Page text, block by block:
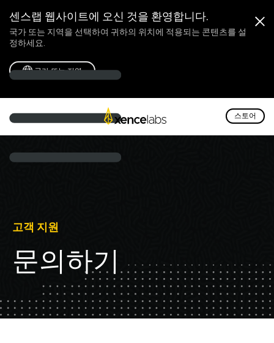
센스랩 웹사이트에 오신 것을 환영합니다.
국가 또는 지역을 선택하여 귀하의 위치에 적용되는 콘텐츠를 설
정하세요.
국가 또는 지역
스토어
고객 지원
문의하기